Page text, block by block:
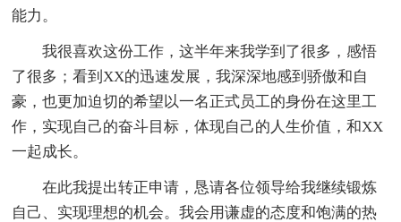
能力。
我很喜欢这份工作，这半年来我学到了很多，感悟
了很多；看到XX的迅速发展，我深深地感到骄傲和自
豪，也更加迫切的希望以一名正式员工的身份在这里工
作，实现自己的奋斗目标，体现自己的人生价值，和XX
一起成长。
在此我提出转正申请，恳请各位领导给我继续锻炼
自己、实现理想的机会。我会用谦虚的态度和饱满的热